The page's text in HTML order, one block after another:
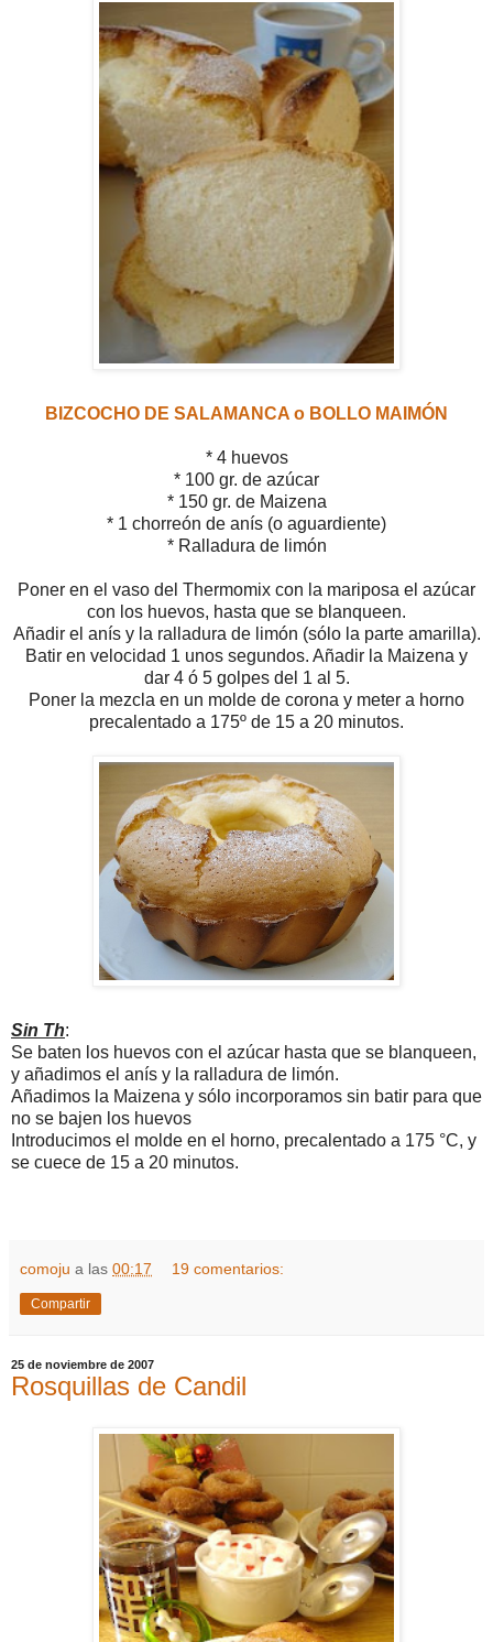
BIZCOCHO DE SALAMANCA o BOLLO MAIMÓN
* 4 huevos
* 100 gr. de azúcar
* 150 gr. de Maizena
* 1 chorreón de anís (o aguardiente)
* Ralladura de limón
Poner en el vaso del Thermomix con la mariposa el azúcar
con los huevos, hasta que se blanqueen.
Añadir el anís y la ralladura de limón (sólo la parte amarilla).
Batir en velocidad 1 unos segundos. Añadir la Maizena y
dar 4 ó 5 golpes del 1 al 5.
Poner la mezcla en un molde de corona y meter a horno
precalentado a 175º de 15 a 20 minutos.
Sin Th:
Se baten los huevos con el azúcar hasta que se blanqueen,
y añadimos el anís y la ralladura de limón.
Añadimos la Maizena y sólo incorporamos sin batir para que
no se bajen los huevos
Introducimos el molde en el horno, precalentado a 175 °C, y
se cuece de 15 a 20 minutos.
comoju a las 00:17 19 comentarios:
Compartir
25 de noviembre de 2007
Rosquillas de Candil